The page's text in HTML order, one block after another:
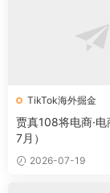
TikTok海外掘金
贾真108将电商·
7月）
2026-07-19